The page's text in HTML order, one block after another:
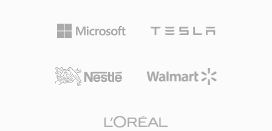
ร่วมกัน — แอปพลิเคชันที่พบนามสกุล .oga
สามารถปรับแต่งสำหรับการเล่นเฉพาะเสียงโดยไม่
หน่วยความจำน้อยลง เนื่องจากคอนเทนเนอร์ Ogg
การอนุญาตสิทธิบัตรที่ส่งผลกระทบต่อรูปแบบที่เป็น